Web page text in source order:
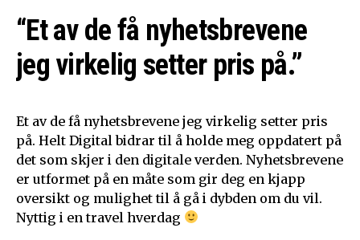
“Et av de få nyhetsbrevene
jeg virkelig setter pris på.”
Et av de få nyhetsbrevene jeg virkelig setter pris
på. Helt Digital bidrar til å holde meg oppdatert på
det som skjer i den digitale verden. Nyhetsbrevene
er utformet på en måte som gir deg en kjapp
oversikt og mulighet til å gå i dybden om du vil.
Nyttig i en travel hverdag